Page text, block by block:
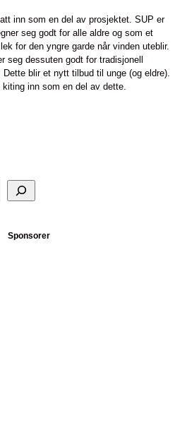
inn som en del av prosjektet. SUP er
seg godt for alle aldre og som et
for den yngre garde når vinden uteblir.
seg dessuten godt for tradisjonell
Dette blir et nytt tilbud til unge (og eldre).
inn som en del av dette.
Sponsorer